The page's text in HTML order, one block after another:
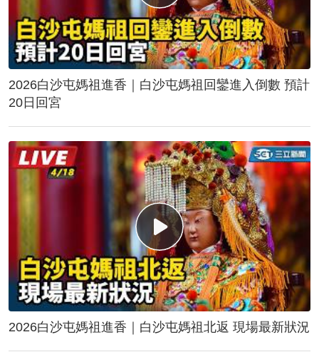
2026白沙屯媽祖進香｜白沙屯媽祖回鑾進入倒數 預計
20日回宮
2026白沙屯媽祖進香｜白沙屯媽祖北返 現場最新狀況